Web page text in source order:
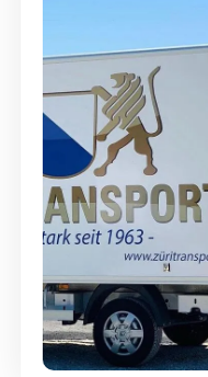
aufbewahrt